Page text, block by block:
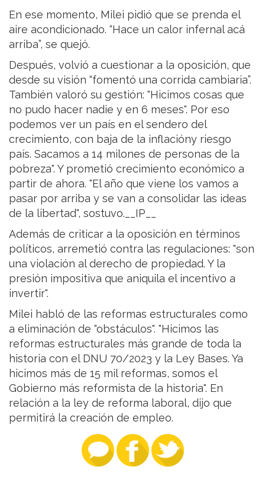
En ese momento, Milei pidió que se prenda el
aire acondicionado. “Hace un calor infernal acá
arriba”, se quejó.
Después, volvió a cuestionar a la oposición, que
desde su visión “fomentó una corrida cambiaria”.
También valoró su gestión: "Hicimos cosas que
no pudo hacer nadie y en 6 meses". Por eso
podemos ver un país en el sendero del
crecimiento, con baja de la inflacióny riesgo
país. Sacamos a 14 milones de personas de la
pobreza". Y prometió crecimiento económico a
partir de ahora. "El año que viene los vamos a
pasar por arriba y se van a consolidar las ideas
de la libertad", sostuvo.__IP__
Además de criticar a la oposición en términos
políticos, arremetió contra las regulaciones: "son
una violación al derecho de propiedad. Y la
presión impositiva que aniquila el incentivo a
invertir".
Milei habló de las reformas estructurales como
a eliminación de "obstáculos". "Hicimos las
reformas estructurales más grande de toda la
historia con el DNU 70/2023 y la Ley Bases. Ya
hicimos más de 15 mil reformas, somos el
Gobierno más reformista de la historia". En
relación a la ley de reforma laboral, dijo que
permitirá la creación de empleo.